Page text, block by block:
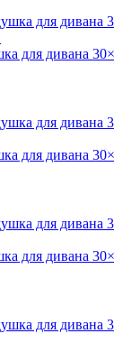
для дивана
для дивана
для дивана